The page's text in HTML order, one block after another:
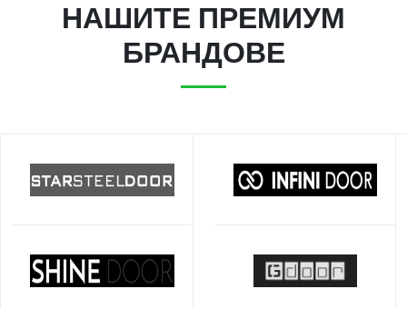
НАШИТЕ ПРЕМИУМ
БРАНДОВЕ